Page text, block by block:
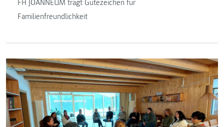
FH JOANNEUM trägt Gütezeichen für
Familienfreundlichkeit